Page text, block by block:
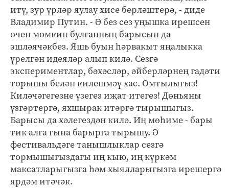
итү, зур үрләр яулау хисе берләштерә, - диде
Владимир Путин. - Ә без сез уңышка ирешсен
өчен мөмкин булганның барысын да
эшләячәкбез. Яшь буын һәрвакыт яңалыкка
үрелгән идеяләр алып килә. Сезгә
экспериментлар, бәхәсләр, әйберләрнең гадәти
торышы белән килешмәү хас. Омтылыгыз!
Киләчәгегезне үзегез иҗат итегез! Дөньяны
үзгәртергә, яхшырак итәргә тырышыгыз.
Барысы да хәлегездән килә. Иң мөһиме - бары
тик алга гына барырга тырышу. Ә
фестивальдәге танышлыклар сезгә
тормышыгыздагы иң кыю, иң күркәм
максатларыгызга һәм хыялларыгызга ирешергә
ярдәм итәчәк.